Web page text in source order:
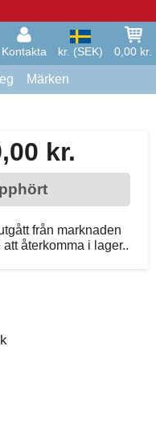
Kontakta kr. (SEK) 0,00 kr.
Märken
kr.
från marknaden
återkomma i lager..